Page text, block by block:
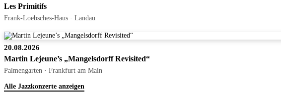
Les Primitifs
Frank-Loebsches-Haus · Landau
20.08.2026
Martin Lejeune’s „Mangelsdorff Revisited“
Palmengarten · Frankfurt am Main
Alle Jazzkonzerte anzeigen